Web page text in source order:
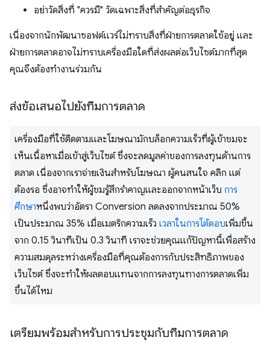
อย่าวัดสิ่งที่ "ควรมี" วัดเฉพาะสิ่งที่สําคัญต่อธุรกิจ
เนื่องจากนักพัฒนาซอฟต์แวร์ไม่ทราบสิ่งที่ฝ่ายการตลาดใช้อยู่ และ
ฝ่ายการตลาดอาจไม่ทราบเครื่องมือใดที่ส่งผลต่อเว็บไซต์มากที่สุด
คุณจึงต้องทำงานร่วมกัน
ส่งข้อเสนอไปยังทีมการตลาด
เครื่องมือที่ใช้ติดตามและโฆษณามักบล็อกความเร็วที่ผู้เข้าชมจะ
เห็นเนื้อหาเมื่อเข้าสู่เว็บไซต์ ซึ่งจะลดมูลค่าของการลงทุนด้านการ
ตลาด เนื่องจากเราจ่ายเงินสําหรับโฆษณา ผู้คนสนใจ คลิก แต่
ต้องรอ ซึ่งอาจทำให้ผู้ชมรู้สึกรำคาญและออกจากหน้าเว็บ การ
ศึกษาหนึ่งพบว่าอัตรา Conversion ลดลงจากประมาณ 50%
เป็นประมาณ 35% เมื่อเมตริกความเร็ว เวลาในการโต้ตอบเพิ่มขึ้น
จาก 0.15 วินาทีเป็น 0.3 วินาที เราจะช่วยคุณแก้ปัญหานี้เพื่อสร้าง
ความสมดุลระหว่างเครื่องมือที่คุณต้องการกับประสิทธิภาพของ
เว็บไซต์ ซึ่งจะทําให้ผลตอบแทนจากการลงทุนทางการตลาดเพิ่ม
ขึ้นได้ไหม
เตรียมพร้อมสําหรับการประชุมกับทีมการตลาด